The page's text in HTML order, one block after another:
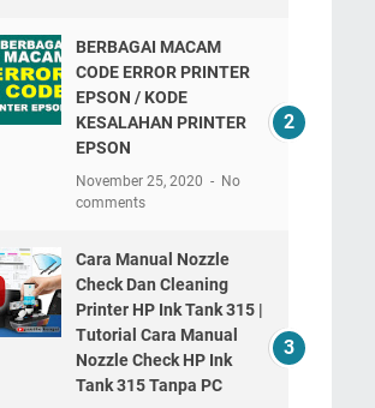
BERBAGAI MACAM
CODE ERROR PRINTER
EPSON / KODE
KESALAHAN PRINTER
EPSON
November 25, 2020
No
comments
Cara Manual Nozzle
Check Dan Cleaning
Printer HP Ink Tank 315 |
Tutorial Cara Manual
Nozzle Check HP Ink
Tank 315 Tanpa PC